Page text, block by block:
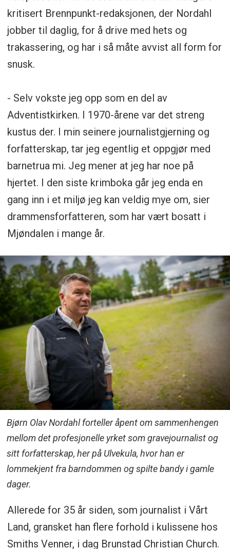
kritisert Brennpunkt-redaksjonen, der Nordahl
jobber til daglig, for å drive med hets og
trakassering, og har i så måte avvist all form for
snusk.
- Selv vokste jeg opp som en del av
Adventistkirken. I 1970-årene var det streng
kustus der. I min seinere journalistgjerning og
forfatterskap, tar jeg egentlig et oppgjør med
barnetrua mi. Jeg mener at jeg har noe på
hjertet. I den siste krimboka går jeg enda en
gang inn i et miljø jeg kan veldig mye om, sier
drammensforfatteren, som har vært bosatt i
Mjøndalen i mange år.
Bjørn Olav Nordahl forteller åpent om sammenhengen
mellom det profesjonelle yrket som gravejournalist og
sitt forfatterskap, her på Ulvekula, hvor han er
lommekjent fra barndommen og spilte bandy i gamle
dager.
Allerede for 35 år siden, som journalist i Vårt
Land, gransket han flere forhold i kulissene hos
Smiths Venner, i dag Brunstad Christian Church.